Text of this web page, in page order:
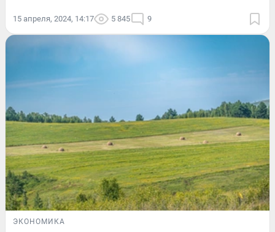
15 апреля, 2024, 14:17 5 845 9
ЭКОНОМИКА